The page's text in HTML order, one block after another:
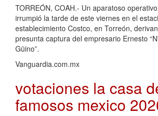
TORREÓN, COAH.- Un aparatoso
irrumpió la tarde de este viernes en el
establecimiento Costco, en Torreón,
presunta captura del empresario Ernesto
Güino”.
Vanguardia.com.mx
votaciones la casa
famosos mexico